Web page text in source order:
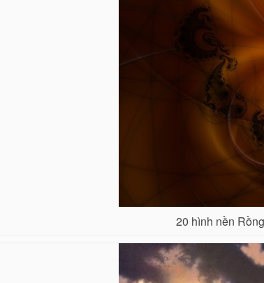
20 hình nền